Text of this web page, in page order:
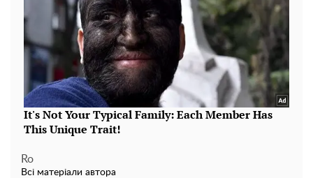
Ro
Всі матеріали автора